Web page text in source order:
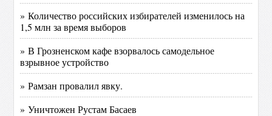
» Количество российских избирателей изменилось на
1,5 млн за время выборов
» В Грозненском кафе взорвалось самодельное
взрывное устройство
» Рамзан провалил явку.
» Уничтожен Рустам Басаев